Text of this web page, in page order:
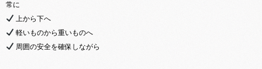
常に
上から下へ
軽いものから重いものへ
周囲の安全を確保しながら